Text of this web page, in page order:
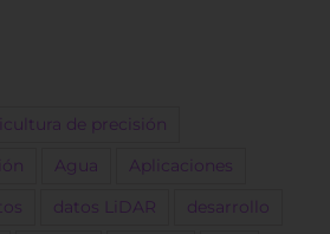
de precisión
Agua Aplicaciones
datos LiDAR desarrollo